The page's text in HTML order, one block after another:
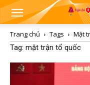
Trang chủ Tags
Mặt
Tag: mặt trận tổ quốc